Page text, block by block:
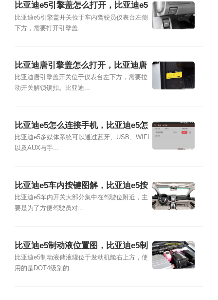
比亚迪e5引擎盖怎么打开，比亚迪e5
发动机舱图解
比亚迪e5引擎盖开关位于车内驾驶员仪表台左侧
下方，需要打开引擎盖...
比亚迪唐引擎盖怎么打开，比亚迪唐
发动机舱图解
比亚迪唐引擎盖开关位于仪表台左下方，需要拉
动开关解锁锁扣。比亚迪...
比亚迪e5怎么连接手机，比亚迪e5怎
么连接蓝牙
比亚迪e5多媒体系统可以通过蓝牙、USB、WIFI
以及AUX与手...
比亚迪e5车内按键图解，比亚迪e5按
键介绍
比亚迪e5车内开关大部分集中在驾驶位附近，主
要是为了方便驾驶员对...
比亚迪e5制动液位置图，比亚迪e5制
动液用什么型号
比亚迪e5制动液储液罐位于发动机舱右上方，使
用的是DOT4级别的...